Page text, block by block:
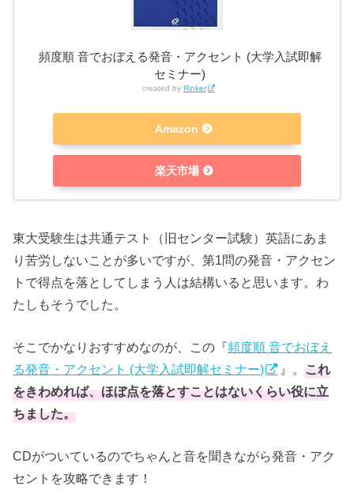
頻度順 音でおぼえる発音・アクセント (大学入試即解
セミナー)
created by Rinker
Amazon
楽天市場
東大受験生は共通テスト（旧センター試験）英語にあま
り苦労しないことが多いですが、第1問の発音・アクセン
トで得点を落としてしまう人は結構いると思います。わ
たしもそうでした。
そこでかなりおすすめなのが、この『頻度順 音でおぼえ
る発音・アクセント (大学入試即解セミナー)
』。これ
をきわめれば、ほぼ点を落とすことはないくらい役に立
ちました。
CDがついているのでちゃんと音を聞きながら発音・アク
セントを攻略できます！